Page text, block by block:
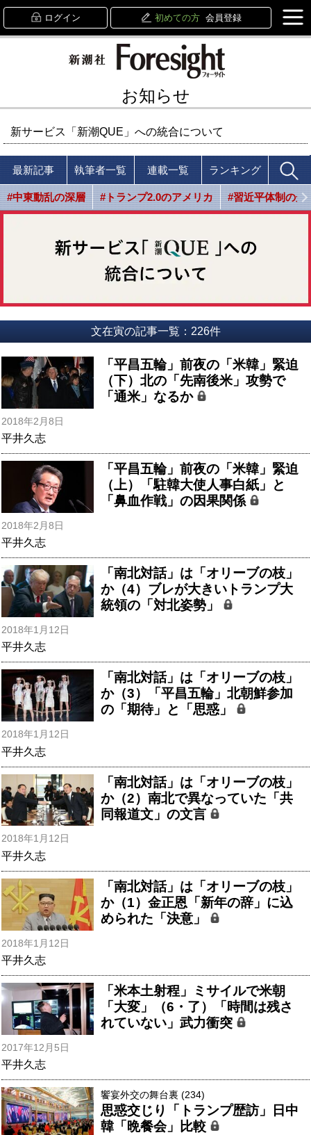
ログイン 初めての方 会員登録
お知らせ
新サービス「新潮QUE」への統合について
最新記事 執筆者一覧 連載一覧 ランキング
#中東動乱の深層 #トランプ2.0のアメリカ #習近平体制の光
文在寅の記事一覧：226件
「平昌五輪」前夜の「米韓」緊迫
（下）北の「先南後米」攻勢で
「通米」なるか
2018年2月8日
平井久志
「平昌五輪」前夜の「米韓」緊迫
（上）「駐韓大使人事白紙」と
「鼻血作戦」の因果関係
2018年2月8日
平井久志
「南北対話」は「オリーブの枝」
か（4）ブレが大きいトランプ大
統領の「対北姿勢」
2018年1月12日
平井久志
「南北対話」は「オリーブの枝」
か（3）「平昌五輪」北朝鮮参加
の「期待」と「思惑」
2018年1月12日
平井久志
「南北対話」は「オリーブの枝」
か（2）南北で異なっていた「共
同報道文」の文言
2018年1月12日
平井久志
「南北対話」は「オリーブの枝」
か（1）金正恩「新年の辞」に込
められた「決意」
2018年1月12日
平井久志
「米本土射程」ミサイルで米朝
「大変」（6・了）「時間は残さ
れていない」武力衝突
2017年12月5日
平井久志
饗宴外交の舞台裏 (234)
思惑交じり「トランプ歴訪」日中
韓「晩餐会」比較